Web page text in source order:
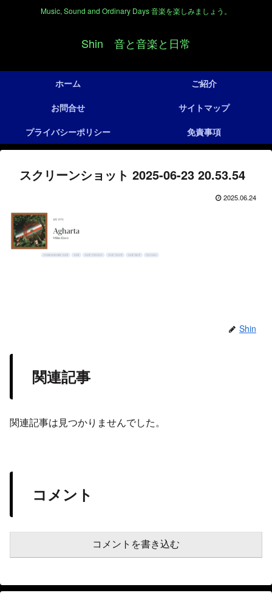
Music, Sound and Ordinary Days 音楽を楽しみましょう。
Shin 音と音楽と日常
ホーム
ご紹介
お問合せ
サイトマップ
プライバシーポリシー
免責事項
スクリーンショット 2025-06-23 20.53.54
2025.06.24
Shin
関連記事
関連記事は見つかりませんでした。
コメント
コメントを書き込む